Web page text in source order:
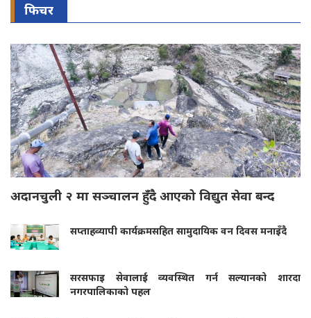
फिचर
अदानचुली २ मा सञ्चालन हुँदै आएको विद्युत सेवा बन्द
सप्ताहव्यापी कार्यक्रमसहित सामुदायिक वन दिवस मनाइँदै
सरसफाइ सेवालाई व्यवस्थित गर्न सल्यानको शारदा
नगरपालिकाको पहल